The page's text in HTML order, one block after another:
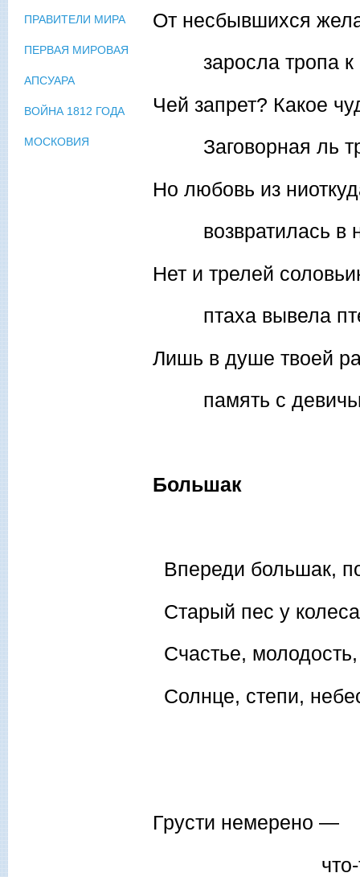
От несбывшихся
заросла тропа к
Чей запрет? Какое
Заговорная ль
Но любовь из
возвратилась в
Нет и трелей
птаха вывела
Лишь в душе твоей
память с
Большак
Впереди большак,
Старый пес у
Счастье,
Солнце, степи,
Грусти немерено —
что-то не
ПРАВИТЕЛИ МИРА
ПЕРВАЯ МИРОВАЯ
АПСУАРА
ВОЙНА 1812 ГОДА
МОСКОВИЯ